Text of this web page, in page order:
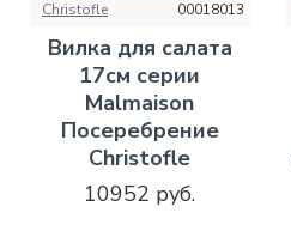
Christofle 00018013
Вилка для салата
17см серии
Malmaison
Посеребрение
Christofle
10952 руб.